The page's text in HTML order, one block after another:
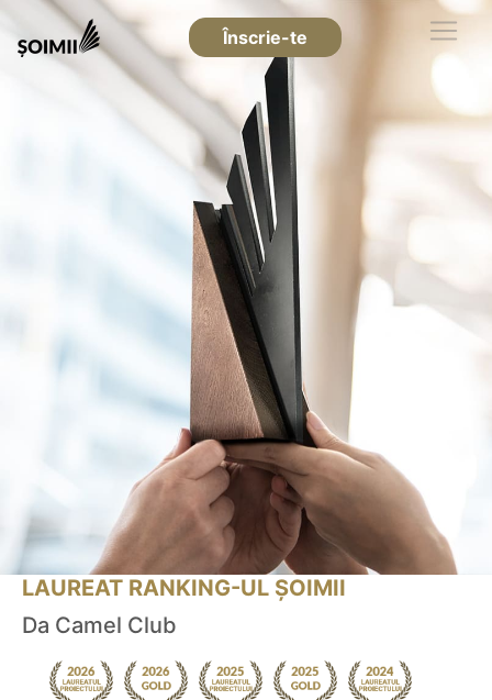
Înscrie-te
LAUREAT RANKING-UL ȘOIMII
Da Camel Club